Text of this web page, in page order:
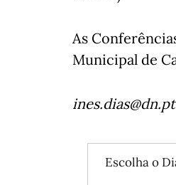
As
Municipal de
ines.dias@dn.pt
Escolha o